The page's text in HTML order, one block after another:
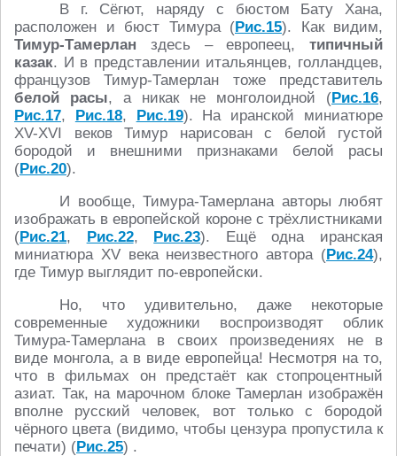
В г. Сёгют, наряду с бюстом Бату Хана,
расположен и бюст Тимура (Рис.15). Как видим,
Тимур-Тамерлан здесь – европеец, типичный
казак. И в представлении итальянцев, голландцев,
французов Тимур-Тамерлан тоже представитель
белой расы, а никак не монголоидной (Рис.16,
Рис.17, Рис.18, Рис.19). На иранской миниатюре
XV-XVI веков Тимур нарисован с белой густой
бородой и внешними признаками белой расы
(Рис.20).
И вообще, Тимура-Тамерлана авторы любят
изображать в европейской короне с трёхлистниками
(Рис.21, Рис.22, Рис.23). Ещё одна иранская
миниатюра XV века неизвестного автора (Рис.24),
где Тимур выглядит по-европейски.
Но, что удивительно, даже некоторые
современные художники воспроизводят облик
Тимура-Тамерлана в своих произведениях не в
виде монгола, а в виде европейца! Несмотря на то,
что в фильмах он предстаёт как стопроцентный
азиат. Так, на марочном блоке Тамерлан изображён
вполне русский человек, вот только с бородой
чёрного цвета (видимо, чтобы цензура пропустила к
печати) (Рис.25) .